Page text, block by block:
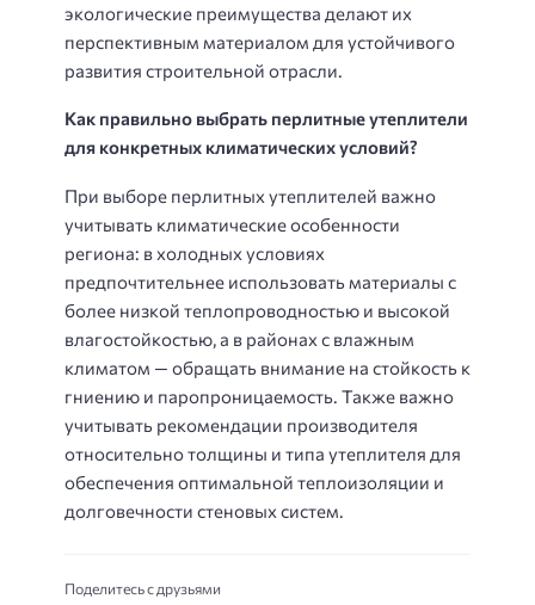
экологические преимущества делают их
перспективным материалом для устойчивого
развития строительной отрасли.
Как правильно выбрать перлитные утеплители
для конкретных климатических условий?
При выборе перлитных утеплителей важно
учитывать климатические особенности
региона: в холодных условиях
предпочтительнее использовать материалы с
более низкой теплопроводностью и высокой
влагостойкостью, а в районах с влажным
климатом — обращать внимание на стойкость к
гниению и паропроницаемость. Также важно
учитывать рекомендации производителя
относительно толщины и типа утеплителя для
обеспечения оптимальной теплоизоляции и
долговечности стеновых систем.
Поделитесь с друзьями